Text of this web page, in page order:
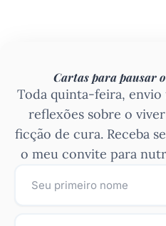
Cartas para pausar
Toda quinta-feira, envio
reflexões sobre o
ficção de cura. Receba
o meu convite para